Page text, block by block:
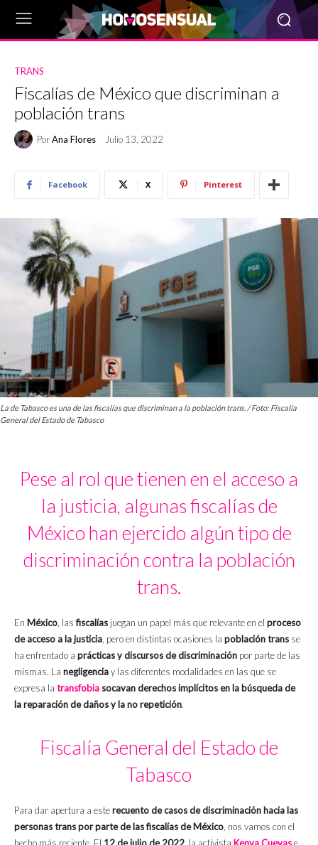
TRANS
Fiscalías de México que discriminan a
población trans
PorAna Flores Julio 13, 2022
Facebook X Pinterest
La de Tabasco es una de las fiscalías que discriminan a la población trans. / Foto: Fiscalía
General del Estado de Tabasco
Pese al rol que tienen en el acceso a
la justicia, algunas fiscalías de
México han ejercido algún tipo de
discriminación contra la población
trans.
En México, lasfiscalías juegan un papel más que relevante en el proceso
de acceso a la justicia, pero en distintas ocasiones la población trans se
ha enfrentado a prácticas y discursos de discriminación por parte de las
mismas. La negligenciay las diferentes modalidades en las que se
expresa la transfobia socavan derechos implícitos en la búsqueda de
la reparación de daños y la no repetición.
Fiscalía General del Estado de
Tabasco
Para dar apertura a esterecuento de casos de discriminación hacia las
personas trans por parte de las fiscalías de México, nos vamos con el